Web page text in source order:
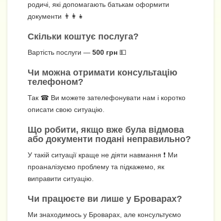
родичі, які допомагають батькам оформити
документи 👨‍👩‍👧
Скільки коштує послуга?
Вартість послуги — 500 грн 💵
Чи можна отримати консультацію
телефоном?
Так ☎ Ви можете зателефонувати нам і коротко
описати свою ситуацію.
Що робити, якщо вже була відмова
або документи подані неправильно?
У такій ситуації краще не діяти навмання ❗ Ми
проаналізуємо проблему та підкажемо, як
виправити ситуацію.
Чи працюєте ви лише у Броварах?
Ми знаходимось у Броварах, але консультуємо